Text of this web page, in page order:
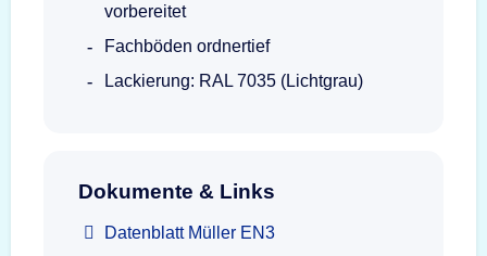
vorbereitet
Fachböden ordnertief
Lackierung: RAL 7035 (Lichtgrau)
Dokumente & Links
Datenblatt Müller EN3